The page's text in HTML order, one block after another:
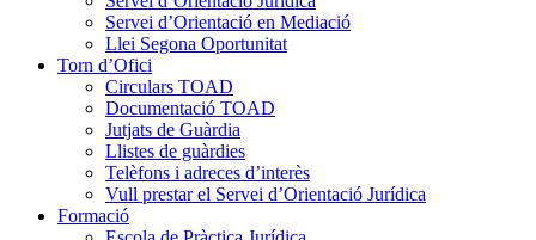
Servei d’Orientació en Mediació
Llei Segona Oportunitat
Torn d’Ofici
Circulars TOAD
Documentació TOAD
Jutjats de Guàrdia
Llistes de guàrdies
Telèfons i adreces d’interès
Vull prestar el Servei d’Orientació Jurídica
Formació